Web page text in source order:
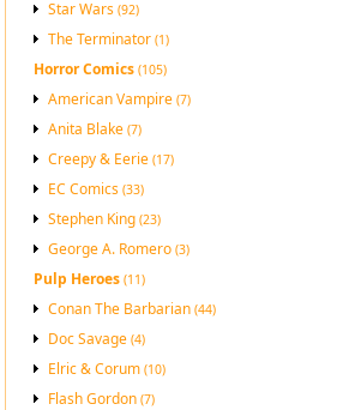
Star Wars(92)
The Terminator(1)
Horror Comics(105)
American Vampire(7)
Anita Blake(7)
Creepy & Eerie(17)
EC Comics(33)
Stephen King(23)
George A. Romero(3)
Pulp Heroes(11)
Conan The Barbarian(44)
Doc Savage(4)
Elric & Corum(10)
Flash Gordon(7)